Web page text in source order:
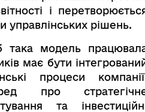
і
управлінських рішень.
модель
має бути
процеси
про
та